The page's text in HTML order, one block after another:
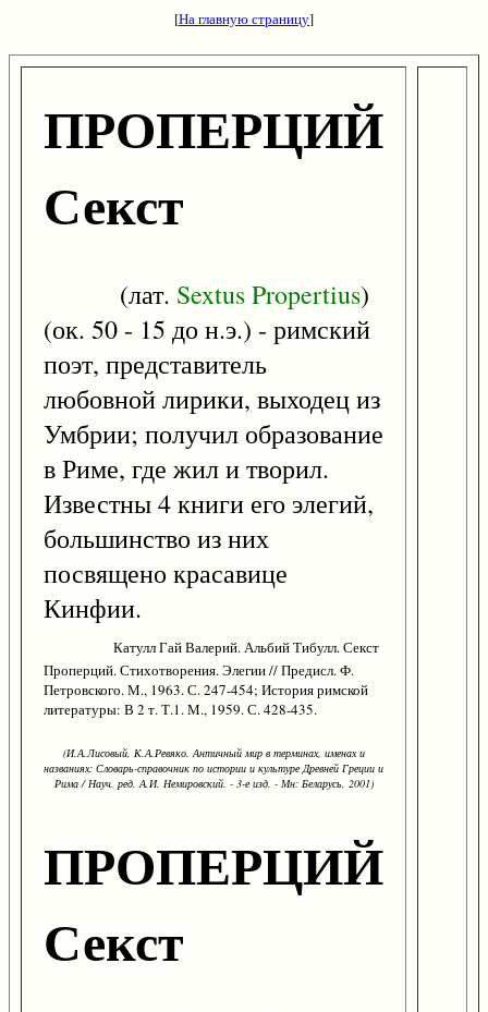
[На главную страницу]
ПРОПЕРЦИЙ
Секст
(лат. SextusPropertius)
(ок. 50 - 15 до н.э.) - римский
поэт, представитель
любовной лирики, выходец из
Умбрии; получил образование
в Риме, где жил и творил.
Известны 4 книги его элегий,
большинство из них
посвящено красавице
Кинфии.
Катулл Гай Валерий. Альбий Тибулл. Секст
Проперций. Стихотворения. Элегии // Предисл. Ф.
Петровского. М., 1963. С. 247-454; История римской
литературы: В 2 т. Т.1. М., 1959. С. 428-435.
(И.А.Лисовый, К.А.Ревяко. Античный мир в терминах, именах и
названиях: Словарь-справочник по истории и культуре Древней Греции и
Рима / Науч. ред. А.И. Немировский. - 3-е изд. - Мн: Беларусь, 2001)
ПРОПЕРЦИЙ
Секст